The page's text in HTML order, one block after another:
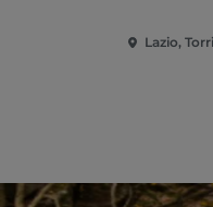
Lazio,